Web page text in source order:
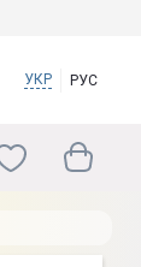
УКР РУС